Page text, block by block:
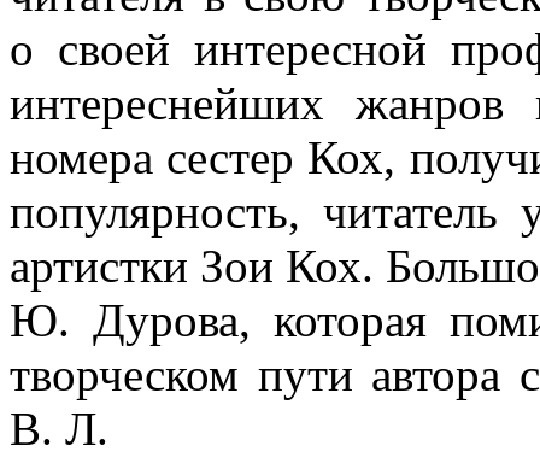
о своей интересной
интереснейших жанров
номера сестер Кох,
популярность, чи­татель
артистки Зои Кох.
Ю. Дурова, ко­торая
творческом пути
В. Л.